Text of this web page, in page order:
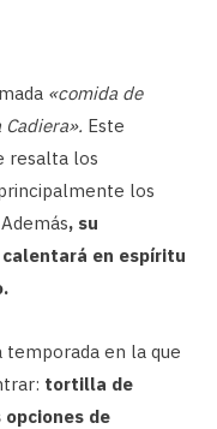
«comida de
Cadiera». Este
resalta los
los
, su
en espíritu
temporada en la que
tortilla de
de